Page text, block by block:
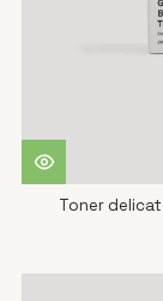
Toner